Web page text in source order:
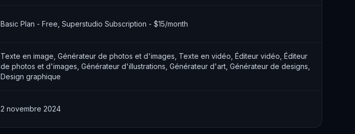
Basic Plan - Free, Superstudio Subscription - $15/month
Texte en image, Générateur de photos et d'images, Texte en vidéo, Éditeur vidéo, Éditeur
de photos et d'images, Générateur d'illustrations, Générateur d'art, Générateur de designs,
Design graphique
2 novembre 2024